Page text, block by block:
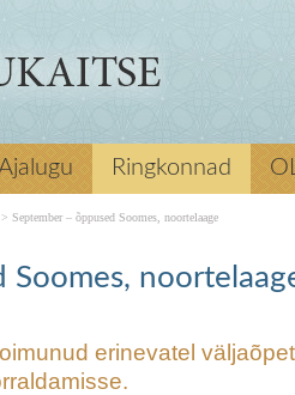
erinevatel
noortelaagi
ja midagi
Ringkonnad
> September – õppused Soomes, noortelaage
erinevatel